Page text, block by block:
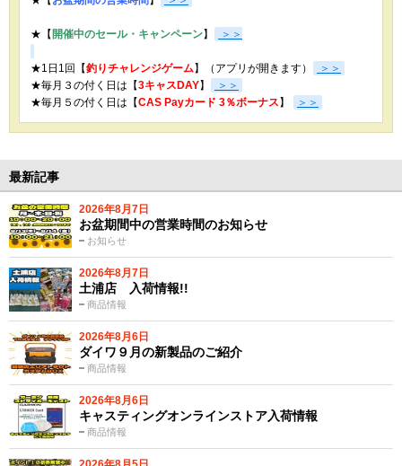
★【 開催中のセール・キャンペーン】 ＞＞
★1日1回【釣りチャレンジゲーム】（アプリが開きます）
＞＞
★毎月３の付く日は【3キャスDAY】
＞＞
★毎月５の付く日は【CAS Payカード 3％ボーナス 】 ＞＞
最新記事
2026年8月7日
お知らせ
お盆期間中の営業時間のお知らせ
2026年8月7日
商品情報
土浦店 入荷情報!!
2026年8月6日
商品情報
ダイワ９月の新製品のご紹介
2026年8月6日
商品情報
キャスティングオンラインストア入荷情報